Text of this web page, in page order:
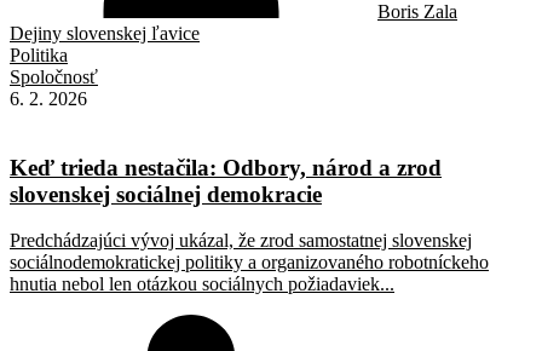
Boris Zala
Dejiny slovenskej ľavice
Politika
Spoločnosť
6. 2. 2026
Keď trieda nestačila: Odbory, národ a zrod
slovenskej sociálnej demokracie
Predchádzajúci vývoj ukázal, že zrod samostatnej slovenskej
sociálnodemokratickej politiky a organizovaného robotníckeho
hnutia nebol len otázkou sociálnych požiadaviek...